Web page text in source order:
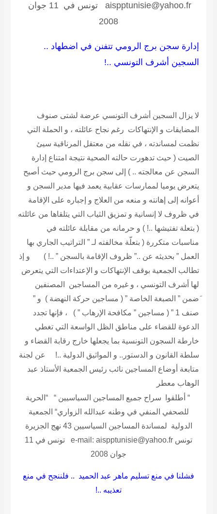
aispptunisie@yahoo.fr تونس في 11 جوان
2008
إدارة سجن برج الرومي تتفنن في اضطهاد ..
السجين أشرف التونسي ..!
لا يزال السجين أشرف التونسي عرضة لشتى صنوف
المضايقات و الإنتهاكات رغم نجاح عائلته ، و الحملة التي
نظمت لمساندته ، في نقله من معتقل المرناقية سيئ
الصيت ( حيث تدهورت حالته الصحية نتيجة امتناع إدارة
السجن عن معالجته .. ) إلى سجن برج الرومي حيث أصبح
يتعرض يوميا لممارسات عقابية يعمد فيها مدير السجن و
أعوانه إلى إهانته و منعه من العلاج و إجباره على الإقامة
في ظروف لا إنسانية و تمزيق الثياب التي يتلقاها من عائلته
( بتعلة تفتيشها ..! ) و حرمانه من مقابلة عائلته في
مناسبات متكررة ( بتعلّة مخالفته لـ ” التراتيب الجاري بها
العمل ” بحديثه عن ..” ظروف الإقامة بالسجن ” ..! ) و إذ
تطالب الجمعية بوقف الإنتهاكات و الإعتداءات التي يتعرض
لها أشرف التونسي ، و غيره من المساجين المصنفين
َضمن ” الصبغة الخاصة ” ( مساجين حركة النهضة ) و ”
صنف 1 ” ( مساجين ” مكافحة الإرهاب ” ) ، فإنها تجدد
الدعوة للقضاء على مناطق الظل الواسعة التي تغطي
خارطة السجون التونسية بما يجعلها خارج رقابة القضاء و
سلطة القانون و الدستور.. و المواثيق الدولية ..!
عن لجنة
متابعة أوضاع المساجين نائب رئيس الجمعية الأستاذ عبد
الوهاب معطر
“ أطلقوا سراح جميع المساجين السياسيين “ “الحرية
للصحفي المنفي في وطنه عبدالله الزواري“ الجمعية
الدولية لمساندة المساجين السياسيين
43 نهج الجزيرة
تونس e-mail: aispptunisie@yahoo.fr تونس في 11
جوان 2008
فشلنا في منع تسليم ماهر عبد الحميد .. فلننجح في منع
تعذيبه ..!